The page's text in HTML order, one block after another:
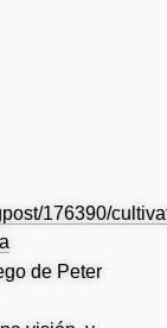
176390/
de Peter